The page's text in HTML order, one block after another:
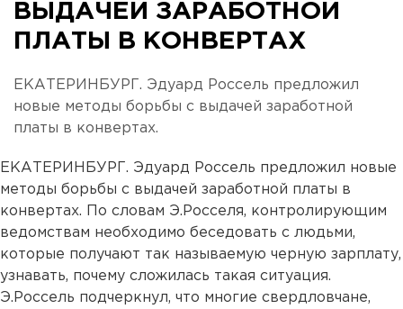
ВЫДАЧЕЙ ЗАРАБОТНОЙ
ПЛАТЫ В КОНВЕРТАХ
ЕКАТЕРИНБУРГ. Эдуард Россель предложил
новые методы борьбы с выдачей заработной
платы в конвертах.
ЕКАТЕРИНБУРГ. Эдуард Россель предложил новые
методы борьбы с выдачей заработной платы в
конвертах. По словам Э.Росселя, контролирующим
ведомствам необходимо беседовать с людьми,
которые получают так называемую черную зарплату,
узнавать, почему сложилась такая ситуация.
Э.Россель подчеркнул, что многие свердловчане,